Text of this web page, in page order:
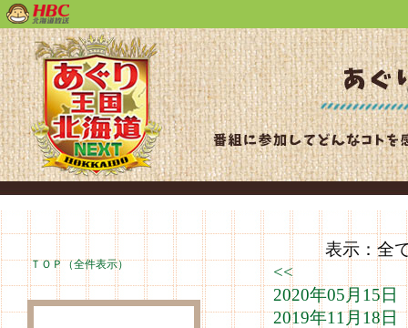
ＴＯＰ（全件表示）
表示：全て
<<
2020年05月15
2019年11月18